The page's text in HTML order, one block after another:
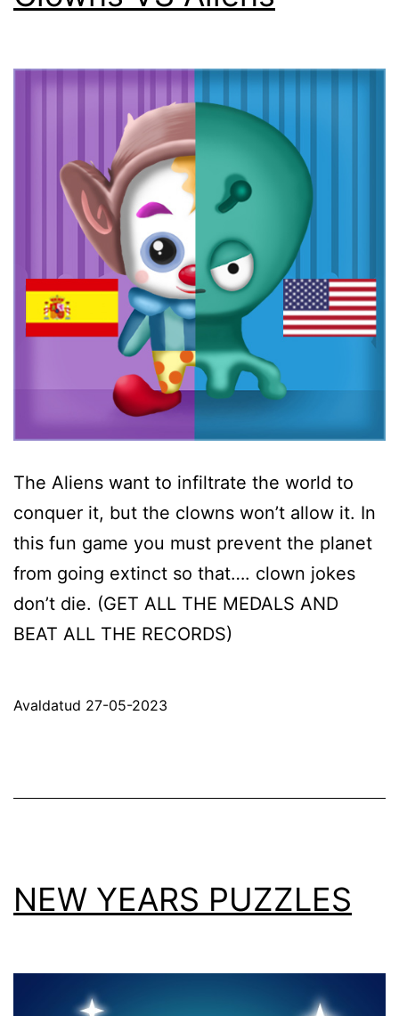
The Aliens want to infiltrate the world to
conquer it, but the clowns won’t allow it. In
this fun game you must prevent the planet
from going extinct so that…. clown jokes
don’t die. (GET ALL THE MEDALS AND
BEAT ALL THE RECORDS)
Avaldatud 27-05-2023
NEW YEARS PUZZLES